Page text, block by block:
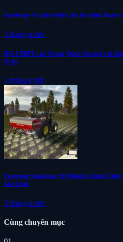
Godforge Và Bản Ngã Của Kẻ Định Đoạt
2 tháng trước
Đội LMHT của Trung Quốc bất ngờ rút
lý do
2 tháng trước
Farming Simulator 26 Mobile Chính Thức
Giờ Chơi
2 tháng trước
Cùng chuyên mục